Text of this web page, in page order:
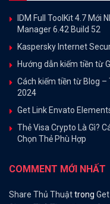
IDM Full ToolKit 4.7 Mới
Manager 6.42 Build 52
Kaspersky Internet
Hướng dẫn kiếm tiền từ
Cách kiếm tiền từ Blog
2024
Get Link Envato
Thẻ Visa Crypto Là Gì?
Chọn Thẻ Phù Hợp
COMMENT MỚI NHẤT
Share Thủ Thuậttrong